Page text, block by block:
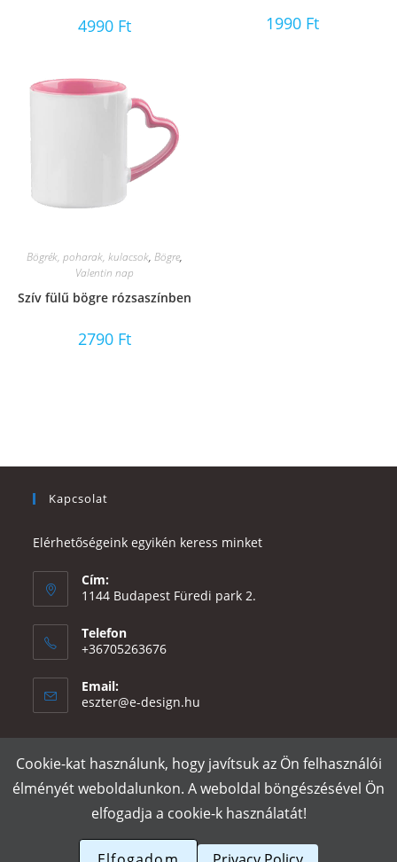
4990 Ft 1990 Ft
Bögrék, poharak, kulacsok,Bögre,
Valentin nap
Szív fülű bögre rózsaszínben
2790 Ft
Kapcsolat
Elérhetőségeink egyikén keress minket
Cím:
1144 Budapest Füredi park 2.
Telefon
+36705263676
Email:
eszter@e-design.hu
Rólunk Szállítás és fizetés Adatvédelmi tájékoztató
ÁSZF
Póló nyomtatás
Cookie-kat használunk, hogy javítsuk az Ön felhasználói
élményét weboldalunkon. A weboldal böngészésével Ön
elfogadja a cookie-k használatát!